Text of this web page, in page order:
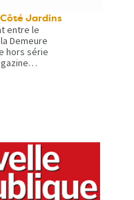
Jardins
entre le
Demeure
hors série